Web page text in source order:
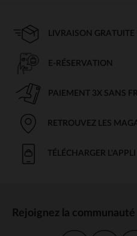
LIVRAISON
E-RÉSERVATION
PAIEMENT 3X SANS
RETROUVEZ LES
TÉLÉCHARGER L'APPLI
Rejoignez la communauté